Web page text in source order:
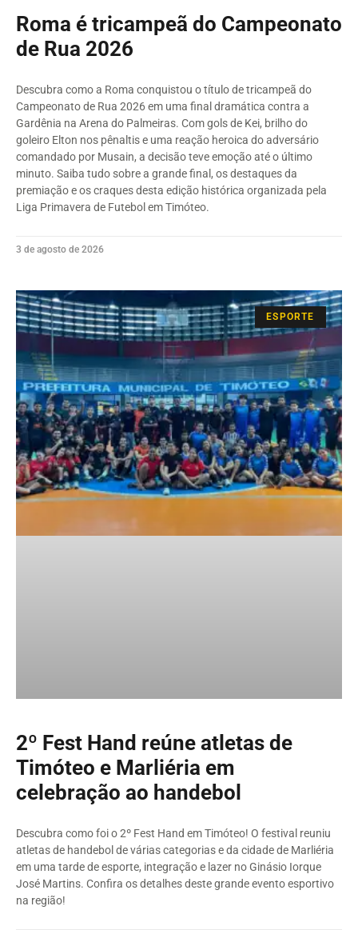
Roma é tricampeã do Campeonato
de Rua 2026
Descubra como a Roma conquistou o título de tricampeã do
Campeonato de Rua 2026 em uma final dramática contra a
Gardênia na Arena do Palmeiras. Com gols de Kei, brilho do
goleiro Elton nos pênaltis e uma reação heroica do adversário
comandado por Musain, a decisão teve emoção até o último
minuto. Saiba tudo sobre a grande final, os destaques da
premiação e os craques desta edição histórica organizada pela
Liga Primavera de Futebol em Timóteo.
3 de agosto de 2026
ESPORTE
2º Fest Hand reúne atletas de
Timóteo e Marliéria em
celebração ao handebol
Descubra como foi o 2º Fest Hand em Timóteo! O festival reuniu
atletas de handebol de várias categorias e da cidade de Marliéria
em uma tarde de esporte, integração e lazer no Ginásio Iorque
José Martins. Confira os detalhes deste grande evento esportivo
na região!